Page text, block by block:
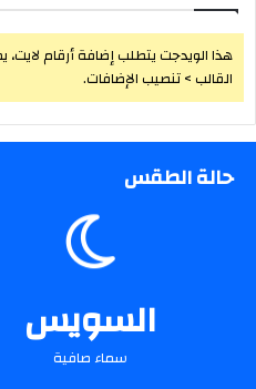
هذا الويدجت يتطلب إضافة أرقام
القالب > تنصيب الإضافات.
حالة الطقس
السويس
سماء صافية